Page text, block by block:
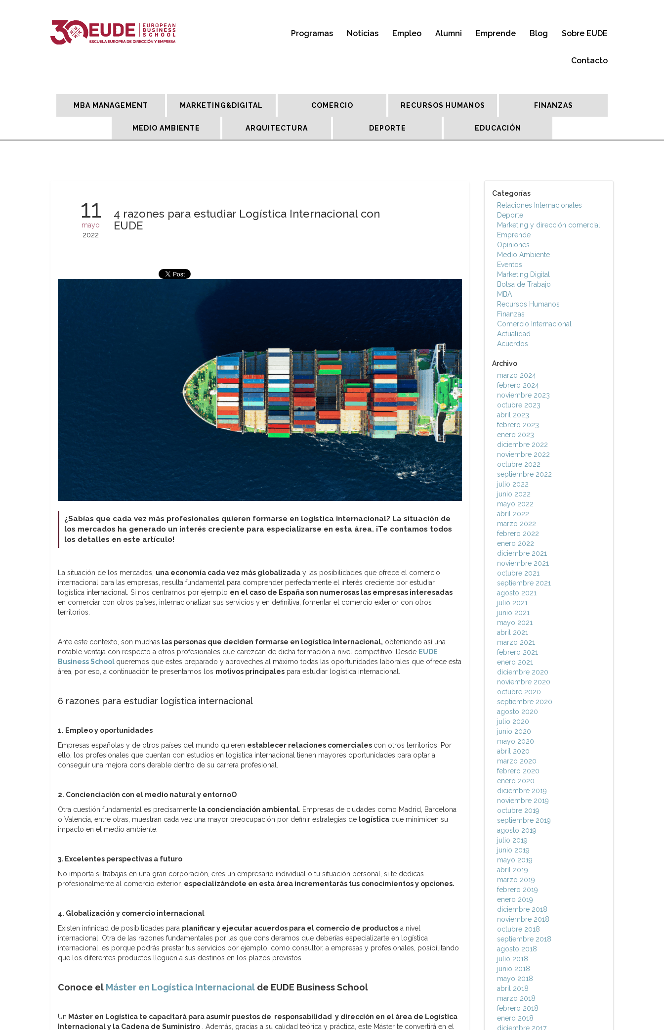
Programas Noticias Empleo Alumni Emprende Blog Sobre EUDE
Contacto
MBA MANAGEMENT MARKETING&DIGITAL COMERCIO RECURSOS HUMANOS FINANZAS
MEDIO AMBIENTE ARQUITECTURA DEPORTE EDUCACIÓN
11
mayo
2022
4 razones para estudiar Logística Internacional con
EUDE
¿Sabías que cada vez más profesionales quieren formarse en logística internacional? La situación de
los mercados ha generado un interés creciente para especializarse en esta área. ¡Te contamos todos
los detalles en este artículo!
La situación de los mercados, una economía cada vez más globalizada y las posibilidades que ofrece el comercio
internacional para las empresas, resulta fundamental para comprender perfectamente el interés creciente por estudiar
logística internacional. Si nos centramos por ejemplo en el caso de España son numerosas las empresas interesadas
en comerciar con otros países, internacionalizar sus servicios y en definitiva, fomentar el comercio exterior con otros
territorios.
Ante este contexto, son muchas las personas que deciden formarse en logística internacional, obteniendo así una
notable ventaja con respecto a otros profesionales que carezcan de dicha formación a nivel competitivo. Desde EUDE
Business School queremos que estes preparado y aproveches al máximo todas las oportunidades laborales que ofrece esta
área, por eso, a continuación te presentamos los motivos principales para estudiar logística internacional.
6 razones para estudiar logística internacional
1. Empleo y oportunidades
Empresas españolas y de otros países del mundo quieren establecer relaciones comerciales con otros territorios. Por
ello, los profesionales que cuentan con estudios en logística internacional tienen mayores oportunidades para optar a
conseguir una mejora considerable dentro de su carrera profesional.
2. Concienciación con el medio natural y entornoO
Otra cuestión fundamental es precisamente la concienciación ambiental . Empresas de ciudades como Madrid, Barcelona
o Valencia, entre otras, muestran cada vez una mayor preocupación por definir estrategias de logística que minimicen su
impacto en el medio ambiente.
3. Excelentes perspectivas a futuro
No importa si trabajas en una gran corporación, eres un empresario individual o tu situación personal, si te dedicas
profesionalmente al comercio exterior, especializándote en esta área incrementarás tus conocimientos y opciones.
4. Globalización y comercio internacional
Existen infinidad de posibilidades para planificar y ejecutar acuerdos para el comercio de productos a nivel
internacional. Otra de las razones fundamentales por las que consideramos que deberías especializarte en logística
internacional, es porque podrás prestar tus servicios por ejemplo, como consultor, a empresas y profesionales, posibilitando
que los diferentes productos lleguen a sus destinos en los plazos previstos.
Conoce el Máster en Logística Internacional de EUDE Business School
Un Máster en Logística te capacitará para asumir puestos de responsabilidad y dirección en el área de Logística
Internacional y la Cadena de Suministro . Además, gracias a su calidad teórica y práctica, este Máster te convertirá en el
Categorías
Relaciones Internacionales
Deporte
Marketing y dirección comercial
Emprende
Opiniones
Medio Ambiente
Eventos
Marketing Digital
Bolsa de Trabajo
MBA
Recursos Humanos
Finanzas
Comercio Internacional
Actualidad
Acuerdos
Archivo
marzo 2024
febrero 2024
noviembre 2023
octubre 2023
abril 2023
febrero 2023
enero 2023
diciembre 2022
noviembre 2022
octubre 2022
septiembre 2022
julio 2022
junio 2022
mayo 2022
abril 2022
marzo 2022
febrero 2022
enero 2022
diciembre 2021
noviembre 2021
octubre 2021
septiembre 2021
agosto 2021
julio 2021
junio 2021
mayo 2021
abril 2021
marzo 2021
febrero 2021
enero 2021
diciembre 2020
noviembre 2020
octubre 2020
septiembre 2020
agosto 2020
julio 2020
junio 2020
mayo 2020
abril 2020
marzo 2020
febrero 2020
enero 2020
diciembre 2019
noviembre 2019
octubre 2019
septiembre 2019
agosto 2019
julio 2019
junio 2019
mayo 2019
abril 2019
marzo 2019
febrero 2019
enero 2019
diciembre 2018
noviembre 2018
octubre 2018
septiembre 2018
agosto 2018
julio 2018
junio 2018
mayo 2018
abril 2018
marzo 2018
febrero 2018
enero 2018
diciembre 2017